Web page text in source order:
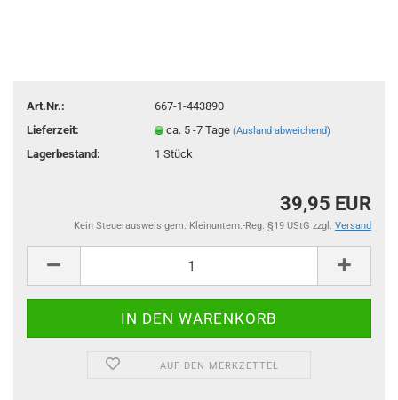
Art.Nr.:
667-1-443890
Lieferzeit:
ca. 5 -7 Tage(Ausland abweichend)
Lagerbestand: 1Stück
39,95 EUR
Kein Steuerausweis gem. Kleinuntern.-Reg. §19 UStG zzgl. Versand
AUF DEN MERKZETTEL